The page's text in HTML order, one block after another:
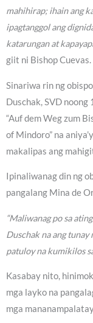
mahihirap; ihain ang
ipagtanggol ang
katarungan at
giit ni Bishop Cuevas.
Sinariwa rin ng
Duschak, SVD
“Auf dem Weg zum
of Mindoro” na
makalipas ang
Ipinaliwanag din ng
pangalang Mina de
“Maliwanag po sa
Duschak na ang
patuloy na kumikilos
Kasabay nito,
mga layko na
mga